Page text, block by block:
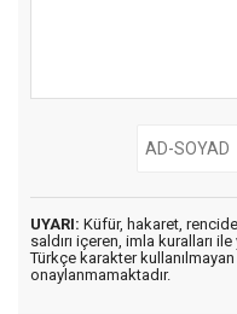
UYARI: Küfür, hakaret,
saldırı içeren, imla kuralları ile
Türkçe karakter
onaylanmamaktadır.